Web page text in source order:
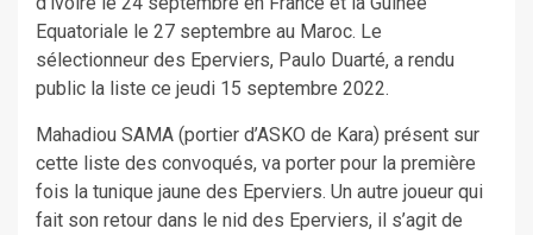
Equatoriale le 27 septembre au Maroc. Le
sélectionneur des Eperviers, Paulo Duarté, a rendu
public la liste ce jeudi 15 septembre 2022.
Mahadiou SAMA (portier d’ASKO de Kara) présent sur
cette liste des convoqués, va porter pour la première
fois la tunique jaune des Eperviers. Un autre joueur qui
fait son retour dans le nid des Eperviers, il s’agit de